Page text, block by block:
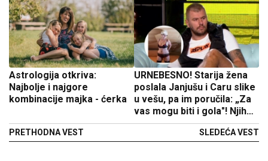
Astrologija otkriva:
Najbolje i najgore
kombinacije majka - ćerka
PRETHODNA VEST
URNEBESNO! Starija žena
poslala Janjušu i Caru slike
u vešu, pa im poručila: „Za
vas mogu biti i gola"! Njihov
odgovor je neočekivan!
SLEDEĆA VEST